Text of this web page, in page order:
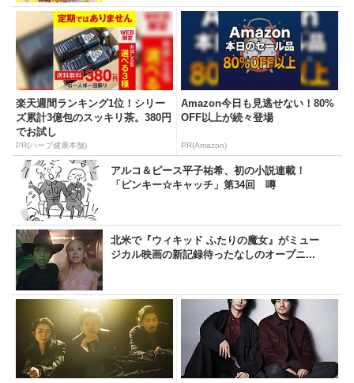
楽天週間ランキング1位！シリー
ズ累計3億包のスッキリ茶。380円
でお試し
PR(ハーブ健康本舗)
Amazon今日も見逃せない！80%
OFF以上が続々登場
PR(Amazon)
アルコ＆ピース平子祐希、初の小説連載！
「ピンキー☆キャッチ」第34回 噂
北米で『ウィキッド ふたりの魔女』がミュー
ジカル映画の新記録待ったなしのオープニ...